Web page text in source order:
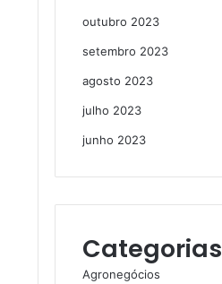
outubro 2023
setembro 2023
agosto 2023
julho 2023
junho 2023
Categorias
Agronegócios